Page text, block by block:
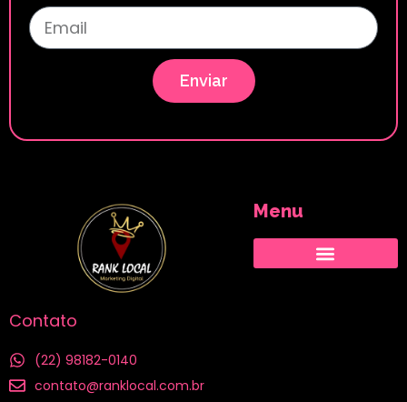
Enviar
Menu
Contato
(22) 98182-0140
contato@ranklocal.com.br